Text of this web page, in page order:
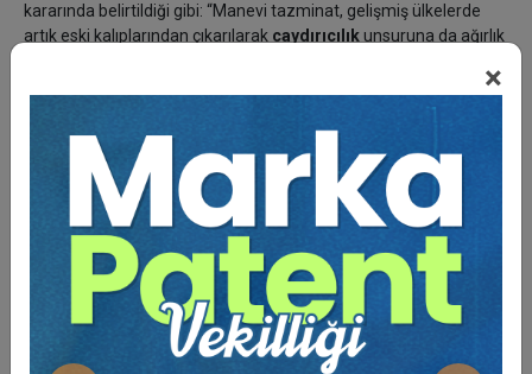
×
kararında belirtildiği gibi: “Manevi tazminat, gelişmiş ülkelerde
artık eski kalıplarından çıkarılarak caydırıcılıkunsuruna da ağırlık
uyandıran
oranlarda manevi tazminat takdir edilmesi gereğini ortaya
koymakta; kişi haklarının her şeyin önünde geldiğini önemle
vurgulamaktadır. Bu ilkeler gözetildiğinde, aslolan insan
yaşamıdır ve bu yaşamın yitirilmesinin yakınlarında açtığı derin
ıztırabı hiçbir değerin gidermesi olanaklı değildir. Burada
amaçlanan sadece bir parça olsun rahatlama duygusu vermek;
öte yandan da zarar veren yanı da dikkat ve özen göstermek
konusunda etkileyecek bir yaptırımlacaydırıcı
olabilmektir.”
(HGK.23.06.2004, E.2004/13-291 – K. 2004/370)